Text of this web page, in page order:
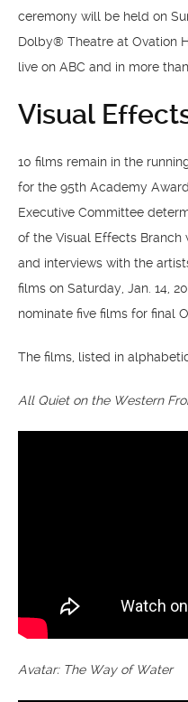
ceremony will be held on
Dolby® Theatre at Ovation
live on ABC and in more
Visual
10 films remain in the
for the 95th Academy
Executive Committee
of the Visual Effects
and interviews with the
films on Saturday, Jan. 14,
nominate five films for final
The films, listed in
All Quiet on the Western
Avatar: The Way of Water